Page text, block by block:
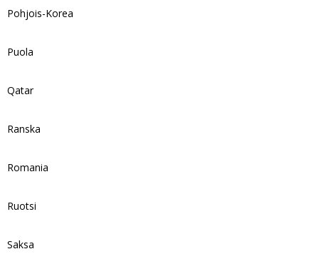
Pohjois-Korea
Puola
Qatar
Ranska
Romania
Ruotsi
Saksa